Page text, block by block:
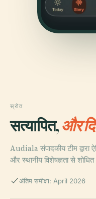
स्रोत
सत्यापित,और
Audiala संपादकीय टीम द्वारा
और स्थानीय विशेषज्ञता से
अंतिम समीक्षा: April 2026